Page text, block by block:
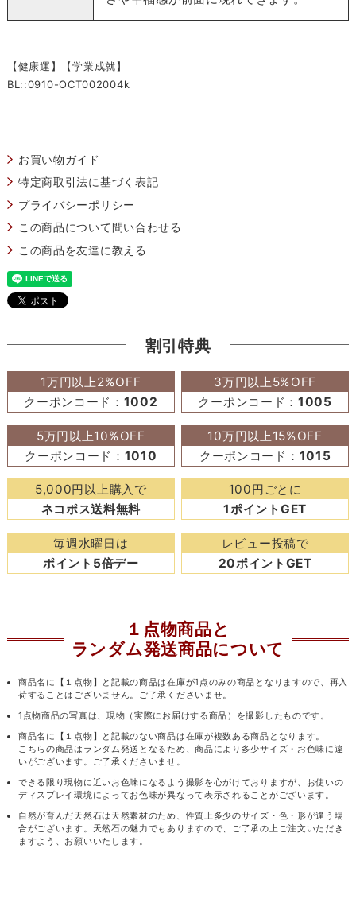
【健康運】【学業成就】
BL::0910-OCT002004k
お買い物ガイド
特定商取引法に基づく表記
プライバシーポリシー
この商品について問い合わせる
この商品を友達に教える
割引特典
1万円以上2%OFF
クーポンコード： 1002
3万円以上5%OFF
クーポンコード：1005
5万円以上10%OFF
クーポンコード： 1010
10万円以上15%OFF
クーポンコード： 1015
5,000円以上購入で
ネコポス送料無料
100円ごとに
1ポイントGET
毎週水曜日は
ポイント5倍デー
レビュー投稿で
20ポイントGET
１点物商品と
ランダム発送商品について
商品名に【１点物】と記載の商品は在庫が1点のみの商品となりますので、再入
荷することはございません。ご了承くださいませ。
1点物商品の写真は、現物（実際にお届けする商品）を撮影したものです。
商品名に【１点物】と記載のない商品は在庫が複数ある商品となります。
こちらの商品はランダム発送となるため、商品により多少サイズ・お色味に違
いがございます。ご了承くださいませ。
できる限り現物に近いお色味になるよう撮影を心がけておりますが、お使いの
ディスプレイ環境によってお色味が異なって表示されることがございます。
自然が育んだ天然石は天然素材のため、性質上多少のサイズ・色・形が違う場
合がございます。天然石の魅力でもありますので、ご了承の上ご注文いただき
ますよう、お願いいたします。